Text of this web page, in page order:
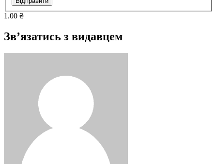
1.00 ₴
Зв’язатись з видавцем